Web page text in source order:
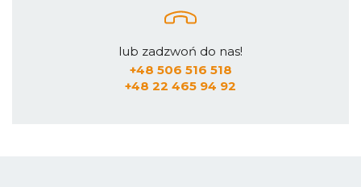
lub zadzwoń do nas!
+48 506 516 518
+48 22 465 94 92